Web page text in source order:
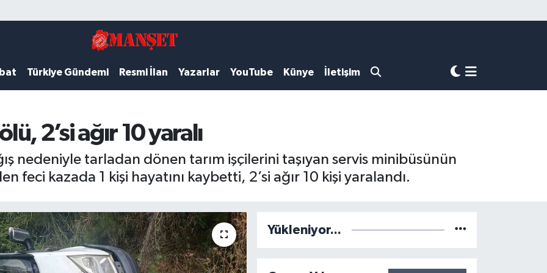
Türkiye Gündemi Resmi İlan Yazarlar YouTube Künye İletişim
2’si ağır 10 yaralı
nedeniyle tarladan dönen tarım işçilerini taşıyan servis minibüsünün
feci kazada 1 kişi hayatını kaybetti, 2’si ağır 10 kişi yaralandı.
Yükleniyor...